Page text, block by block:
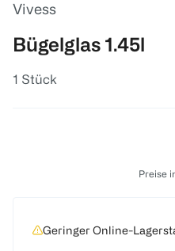
Vivess
Bügelglas 1.45l
1 Stück
Preise
Geringer Online-